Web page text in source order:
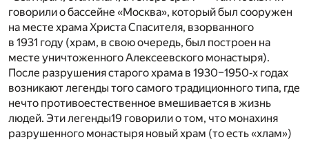
говорили о бассейне «Москва», который был сооружен
на месте храма Христа Спасителя, взорванного
в 1931 году (храм, в свою очередь, был построен на
месте уничтоженного Алексеевского монастыря).
После разрушения старого храма в 1930–1950‐х годах
возникают легенды того самого традиционного типа, где
нечто противоестественное вмешивается в жизнь
людей. Эти легенды19 говорили о том, что монахиня
разрушенного монастыря новый храм (то есть «хлам»)